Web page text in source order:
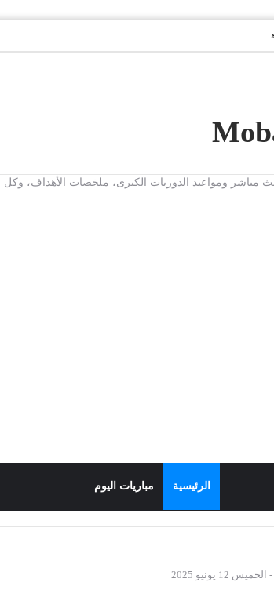
بث مباشر ومواعيد الدوريات الكبرى، ملخصات
الرئيسية مباريات اليوم
يونيو 2025